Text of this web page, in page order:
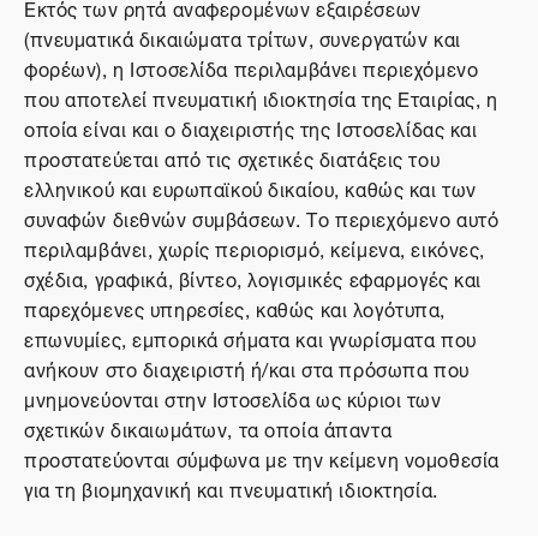
Εκτός των ρητά αναφερομένων εξαιρέσεων
(πνευματικά δικαιώματα τρίτων, συνεργατών και
φορέων), η Ιστοσελίδα περιλαμβάνει περιεχόμενο
που αποτελεί πνευματική ιδιοκτησία της Εταιρίας, η
οποία είναι και ο διαχειριστής της Ιστοσελίδας και
προστατεύεται από τις σχετικές διατάξεις του
ελληνικού και ευρωπαϊκού δικαίου, καθώς και των
συναφών διεθνών συμβάσεων. Το περιεχόμενο αυτό
περιλαμβάνει, χωρίς περιορισμό, κείμενα, εικόνες,
σχέδια, γραφικά, βίντεο, λογισμικές εφαρμογές και
παρεχόμενες υπηρεσίες, καθώς και λογότυπα,
επωνυμίες, εμπορικά σήματα και γνωρίσματα που
ανήκουν στο διαχειριστή ή/και στα πρόσωπα που
μνημονεύονται στην Ιστοσελίδα ως κύριοι των
σχετικών δικαιωμάτων, τα οποία άπαντα
προστατεύονται σύμφωνα με την κείμενη νομοθεσία
για τη βιομηχανική και πνευματική ιδιοκτησία.